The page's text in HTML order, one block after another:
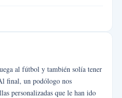
al fútbol y también solía tener
final, un podólogo nos
personalizadas que le han ido